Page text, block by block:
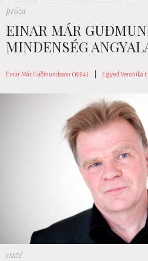
próza
EINAR MÁR
MINDENSÉG
Einar Már Guðmundsson (1954) Egyed Veronika
esszé